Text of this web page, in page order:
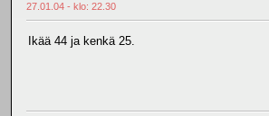
27.01.04 - klo: 22.30
Ikää 44 ja kenkä 25.